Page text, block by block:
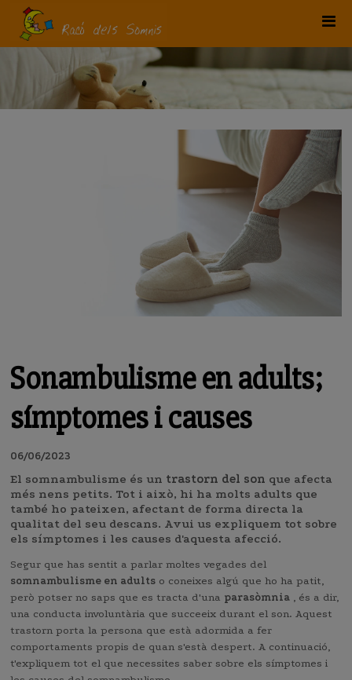
Sonambulisme en adults;
símptomes i causes
06/06/2023
El somnambulisme és un trastorn del son que afecta
més nens petits. Tot i això, hi ha molts adults que
també ho pateixen, afectant de forma directa la
qualitat del seu descans. Avui us expliquem tot sobre
els símptomes i les causes d'aquesta afecció.
Segur que has sentit a parlar moltes vegades del
somnambulisme en adults o coneixes algú que ho ha patit,
però potser no saps que es tracta d'una parasòmnia , és a dir,
una conducta involuntària que succeeix durant el son. Aquest
trastorn porta la persona que està adormida a fer
comportaments propis de quan s'està despert. A continuació,
t'expliquem tot el que necessites saber sobre els símptomes i